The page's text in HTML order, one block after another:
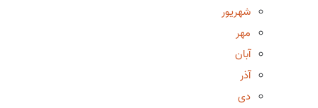
شهریور
مهر
آبان
آذر
دی